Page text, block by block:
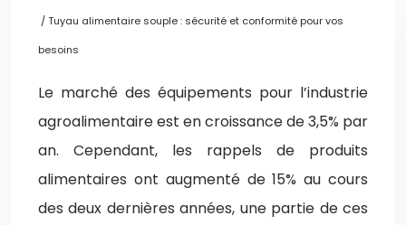
/ Tuyau alimentaire souple : sécurité et conformité pour vos
besoins
Le marché des équipements pour l’industrie
agroalimentaire est en croissance de 3,5% par
an. Cependant, les rappels de produits
alimentaires ont augmenté de 15% au cours
des deux dernières années, une partie de ces